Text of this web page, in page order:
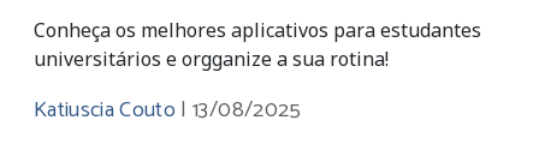
Conheça os melhores aplicativos para estudantes
universitários e orgganize a sua rotina!
Katiuscia Couto |13/08/2025